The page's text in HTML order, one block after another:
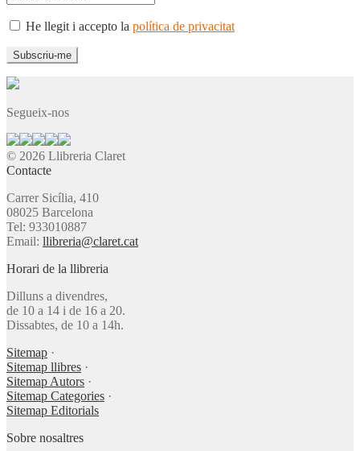
He llegit i accepto la política de privacitat
Segueix-nos
© 2026 Llibreria Claret
Contacte
Carrer Sicília, 410
08025 Barcelona
Tel: 933010887
Email: llibreria@claret.cat
Horari de la llibreria
Dilluns a divendres,
de 10 a 14 i de 16 a 20.
Dissabtes, de 10 a 14h.
Sitemap ·
Sitemap llibres ·
Sitemap Autors ·
Sitemap Categories ·
Sitemap Editorials
Sobre nosaltres